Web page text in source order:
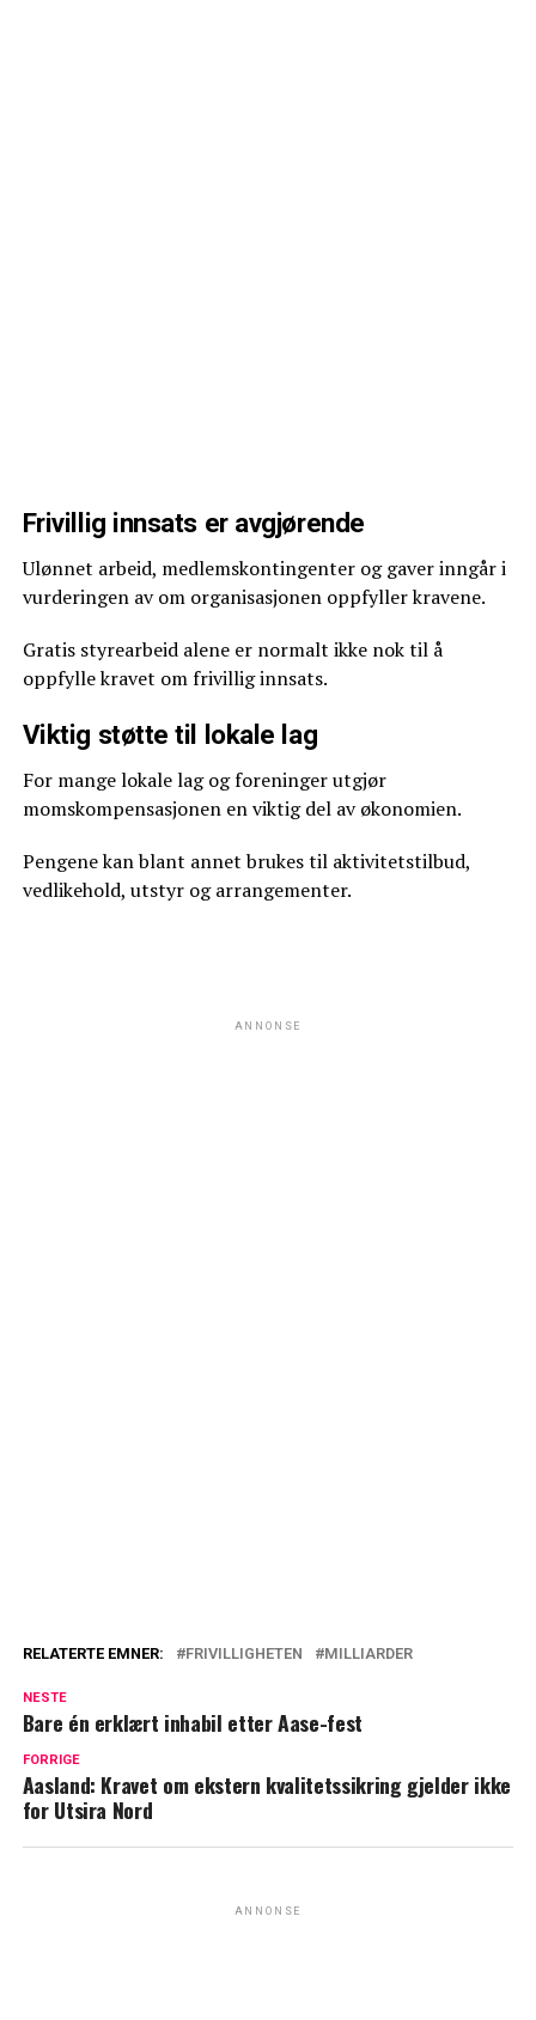
Frivillig innsats er avgjørende
Ulønnet arbeid, medlemskontingenter og gaver inngår i
vurderingen av om organisasjonen oppfyller kravene.
Gratis styrearbeid alene er normalt ikke nok til å
oppfylle kravet om frivillig innsats.
Viktig støtte til lokale lag
For mange lokale lag og foreninger utgjør
momskompensasjonen en viktig del av økonomien.
Pengene kan blant annet brukes til aktivitetstilbud,
vedlikehold, utstyr og arrangementer.
ANNONSE
RELATERTE EMNER: FRIVILLIGHETEN MILLIARDER
NESTE
Bare én erklært inhabil etter Aase-fest
FORRIGE
Aasland: Kravet om ekstern kvalitetssikring gjelder ikke
for Utsira Nord
ANNONSE